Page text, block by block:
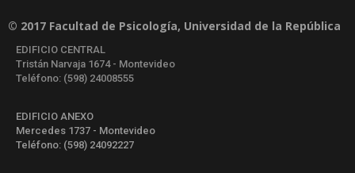
© 2017 Facultad de Psicología, Universidad de la República
EDIFICIO CENTRAL
Tristán Narvaja 1674 - Montevideo
Teléfono: (598) 24008555
EDIFICIO ANEXO
Mercedes 1737 - Montevideo
Teléfono: (598) 24092227